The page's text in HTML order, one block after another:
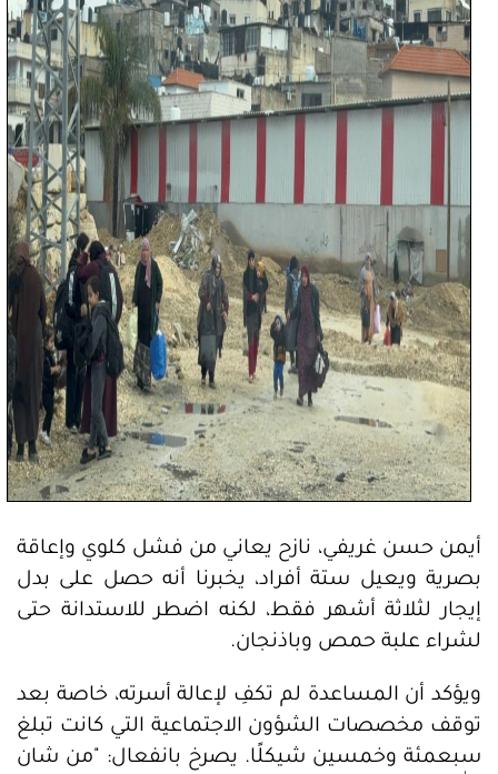
أيمن حسن غريفي، نازح يعاني من فشل كلوي وإعاقة
بصرية ويعيل ستة أفراد، يخبرنا أنه حصل على بدل
إيجار لثلاثة أشهر فقط، لكنه اضطر للاستدانة حتى
لشراء علبة حمص وباذنجان.
ويؤكد أن المساعدة لم تكفِ لإعالة أسرته، خاصة بعد
توقف مخصصات الشؤون الاجتماعية التي كانت تبلغ
سبعمئة وخمسين شيكلًا. يصرخ بانفعال: "من شان